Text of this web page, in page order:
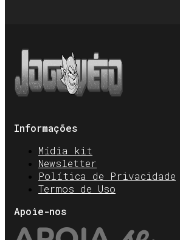
Informações
Mídia kit
Newsletter
Política de Privacidade
Termos de Uso
Apoie-nos